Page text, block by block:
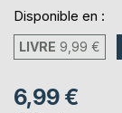
Disponible en :
LIVRE 9,99 €
6,99 €